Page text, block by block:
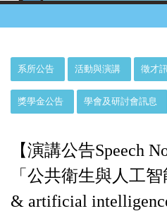
系所公告 活動與演講 徵才
獎學金公告 學會及研討會訊息
【演講公告Speech
「公共衛生與人工
& artificial